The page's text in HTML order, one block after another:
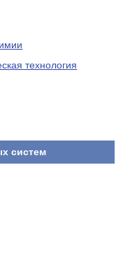
технология
систем